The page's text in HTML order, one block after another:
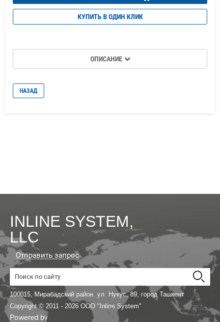
КУПИТЬ В ОДИН КЛИК
ОПИСАНИЕ
НАЗАД
INLINE SYSTEM,
LLC
Отправить запрос
100015, Мирабадский район. ул. Нукус, 89, город Ташкент
Copyright © 2011 - 2026 OOO "Inline System"
Powered by